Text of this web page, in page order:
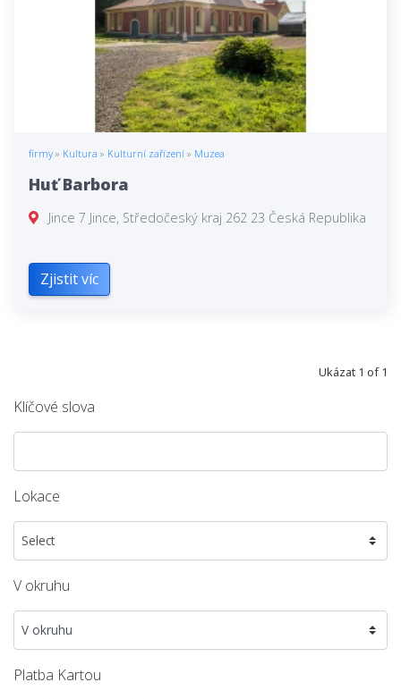
Klíčové slova
Lokace
V okruhu
Platba Kartou
firmy » Kultura » Kulturní zařízení » Muzea
Huť Barbora
Jince 7 Jince, Středočeský kraj 262 23 Česká Republika
Zjistit víc
Ukázat 1 of 1